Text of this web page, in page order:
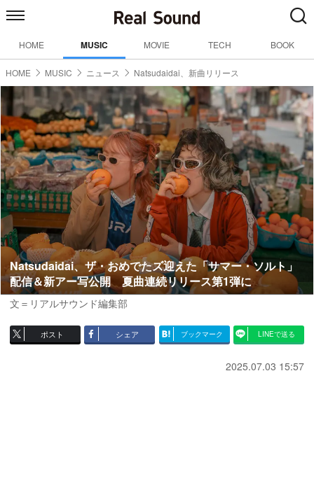
HOME MUSIC MOVIE TECH BOOK
HOME MUSIC ニュース Natsudaidai、新曲リリース
Natsudaidai、ザ・おめでたズ迎えた「サマー・ソルト」
配信＆新アー写公開 夏曲連続リリース第1弾に
文＝リアルサウンド編集部
ポスト シェア ブックマーク LINEで送る
2025.07.03 15:57